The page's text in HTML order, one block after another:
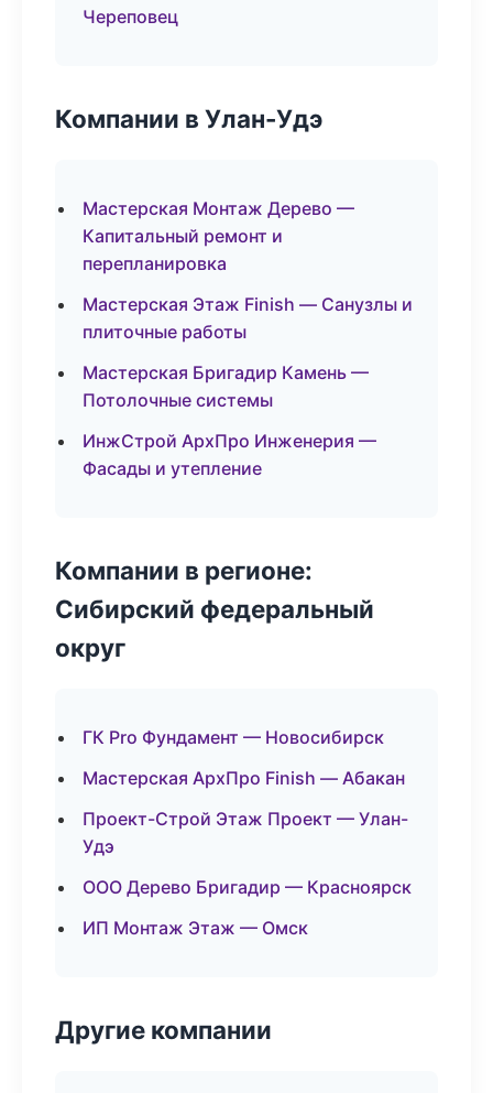
Череповец
Компании в Улан-Удэ
Мастерская Монтаж Дерево —
Капитальный ремонт и
перепланировка
Мастерская Этаж Finish — Санузлы и
плиточные работы
Мастерская Бригадир Камень —
Потолочные системы
ИнжСтрой АрхПро Инженерия —
Фасады и утепление
Компании в регионе:
Сибирский федеральный
округ
ГК Pro Фундамент — Новосибирск
Мастерская АрхПро Finish — Абакан
Проект-Строй Этаж Проект — Улан-
Удэ
ООО Дерево Бригадир — Красноярск
ИП Монтаж Этаж — Омск
Другие компании